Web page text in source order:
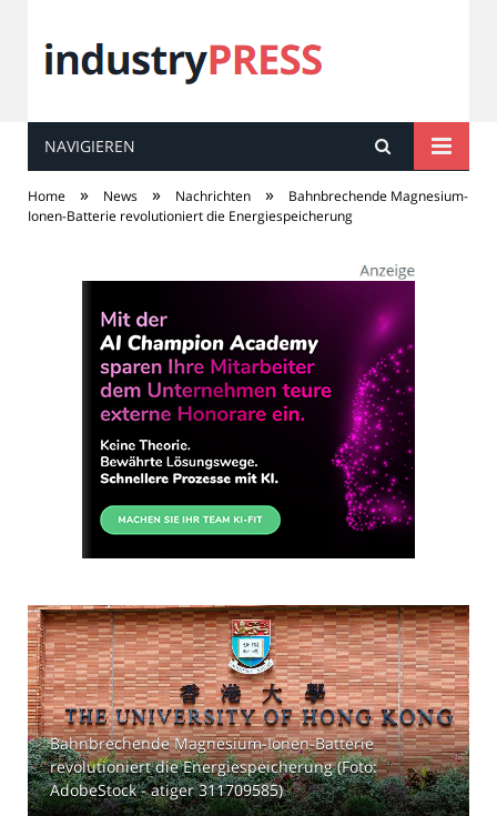
industryPRESS
NAVIGIEREN
Home » News » Nachrichten »
Bahnbrechende Magnesium-
Ionen-Batterie revolutioniert die Energiespeicherung
Bahnbrechende Magnesium-Ionen-Batterie
revolutioniert die Energiespeicherung (Foto:
AdobeStock - atiger 311709585)